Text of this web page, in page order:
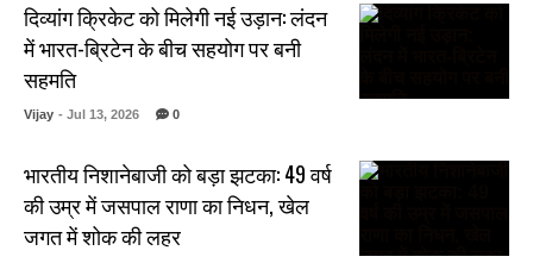
दिव्यांग क्रिकेट को मिलेगी नई उड़ान: लंदन
में भारत-ब्रिटेन के बीच सहयोग पर बनी
सहमति
Vijay - Jul 13, 2026 0
भारतीय निशानेबाजी को बड़ा झटका: 49 वर्ष
की उम्र में जसपाल राणा का निधन, खेल
जगत में शोक की लहर